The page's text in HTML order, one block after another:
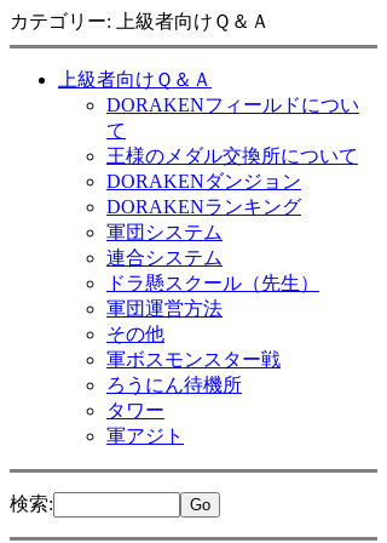
カテゴリー: 上級者向けＱ＆Ａ
上級者向けＱ＆Ａ
DORAKENフィールドについ
て
王様のメダル交換所について
DORAKENダンジョン
DORAKENランキング
軍団システム
連合システム
ドラ懸スクール（先生）
軍団運営方法
その他
軍ボスモンスター戦
ろうにん待機所
タワー
軍アジト
検索: